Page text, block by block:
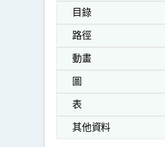
目錄
路徑
動畫
圖
表
其他資料